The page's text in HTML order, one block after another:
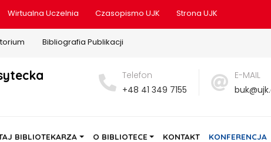
Wirtualna Uczelnia Czasopismo UJK Strona UJK
Bibliografia Publikacji
Telefon
+48 41 349 7155
E-MAIL
BIBLIOTEKARZA O BIBLIOTECE KONTAKT KONFERENCJA